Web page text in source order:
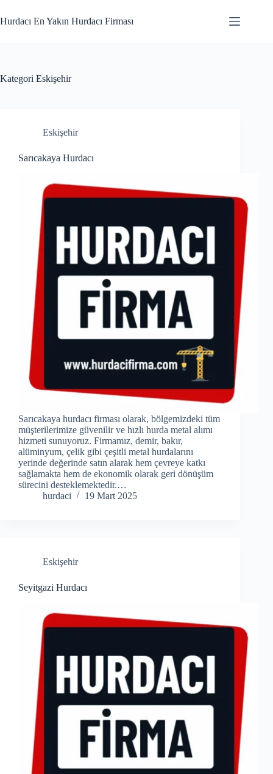
to
content
Hurdacı En Yakın Hurdacı Firması
Kategori Eskişehir
Eskişehir
Sarıcakaya Hurdacı
Sarıcakaya hurdacı firması olarak, bölgemizdeki tüm
müşterilerimize güvenilir ve hızlı hurda metal alımı
hizmeti sunuyoruz. Firmamız, demir, bakır,
alüminyum, çelik gibi çeşitli metal hurdalarını
yerinde değerinde satın alarak hem çevreye katkı
sağlamakta hem de ekonomik olarak geri dönüşüm
sürecini desteklemektedir.…
hurdaci
19 Mart 2025
Eskişehir
Seyitgazi Hurdacı